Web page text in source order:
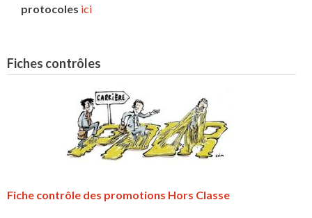
protocoles ici
Fiches contrôles
Fiche contrôle des promotions Hors Classe